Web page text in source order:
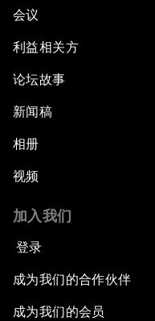
会议
利益相关方
论坛故事
新闻稿
相册
视频
加入我们
登录
成为我们的合作伙伴
成为我们的会员